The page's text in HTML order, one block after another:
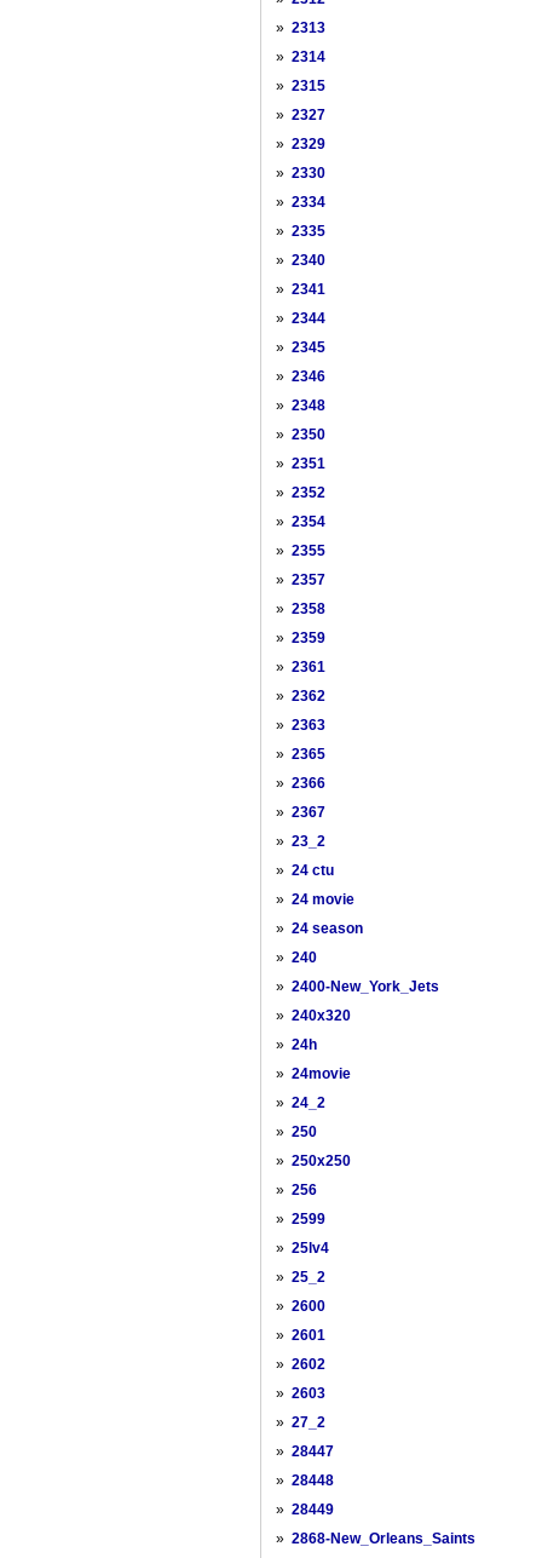
» 2313
» 2314
» 2315
» 2327
» 2329
» 2330
» 2334
» 2335
» 2340
» 2341
» 2344
» 2345
» 2346
» 2348
» 2350
» 2351
» 2352
» 2354
» 2355
» 2357
» 2358
» 2359
» 2361
» 2362
» 2363
» 2365
» 2366
» 2367
» 23_2
» 24 ctu
» 24 movie
» 24 season
» 240
» 2400-New_York_Jets
» 240x320
» 24h
» 24movie
» 24_2
» 250
» 250x250
» 256
» 2599
» 25lv4
» 25_2
» 2600
» 2601
» 2602
» 2603
» 27_2
» 28447
» 28448
» 28449
» 2868-New_Orleans_Saints